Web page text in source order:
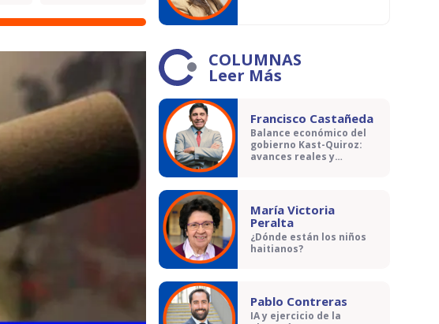
COLUMNAS
Leer Más
Francisco Castañeda
Balance económico del
gobierno Kast-Quiroz:
avances reales y
María Victoria
Peralta
¿Dónde están los niños
haitianos?
Pablo Contreras
IA y ejercicio de la